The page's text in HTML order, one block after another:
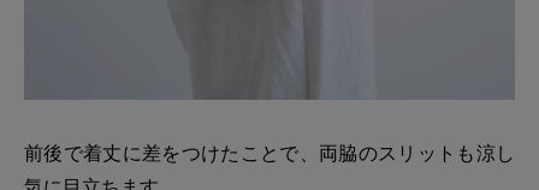
前後で着丈に差をつけたことで、両脇のスリットも涼し